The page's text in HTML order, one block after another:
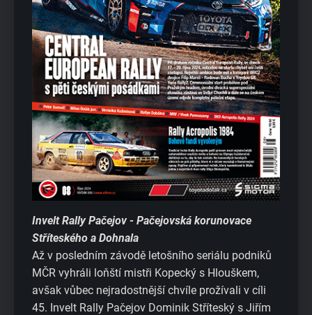
Invelt Rally Pačejov - Pačejovská korunovace
Stříteského a Dohnala
Až v posledním závodě letošního seriálu podniků
MČR vyhráli loňští mistři Kopecký s Hlouškem,
avšak vůbec nejradostnější chvíle prožívali v cíli
45. Invelt Rally Pačejov Dominik Stříteský s Jiřím